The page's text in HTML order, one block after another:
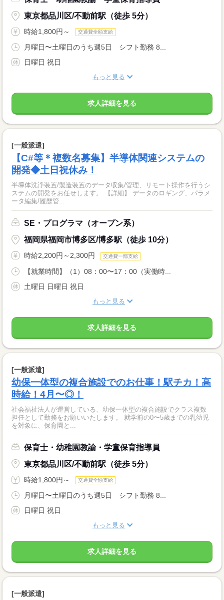
東京都品川区/不動前駅（徒歩 5分）
時給1,800円～ 交通費全額支給
月曜日〜土曜日のうち週5日 シフト勤務 8...
日曜日 祝日
もっと見る
求人詳細を見る
[一般派遣]
【C#等＊複数名募集】半導体関連システムの
開発◆土日祝休み！
半導体洗浄装置/製造装置のデータ収集/管理、リモート操作を行うシ
ステムの開発をお任せします。 【詳細】 データのロギング、パラメ
ータ編集/履歴管...
SE・プログラマ（オープン系）
福岡県福岡市博多区/博多駅（徒歩 10分）
時給2,200円～2,300円 交通費一部支給
【就業時間】（1）08：00〜17：00（実働時...
土曜日 日曜日 祝日
もっと見る
求人詳細を見る
[一般派遣]
幼保一体型の複合施設でのお仕事！駅チカ！高
時給！4月〜◎！
社会福祉法人が運営している、幼保一体型の複合施設でクラス複数
担任として勤務をお願いいたします。 就学前の0〜5歳までの乳幼児
を対象に、保育園と...
保育士・幼稚園教諭・学童保育指導員
東京都品川区/不動前駅（徒歩 5分）
時給1,800円～ 交通費全額支給
月曜日〜土曜日のうち週5日 シフト勤務 8...
日曜日 祝日
もっと見る
求人詳細を見る
[一般派遣]